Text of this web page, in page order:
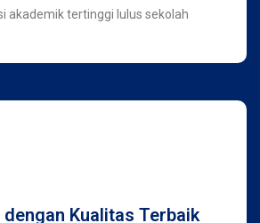
akademik tertinggi lulus sekolah
Kualitas Terbaik